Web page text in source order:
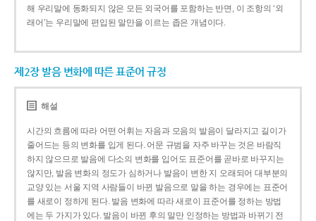
해 우리말에 동화되지 않은 모든 외국어를 포함하는 반면, 이 조항의 ‘외
래어’는 우리말에 편입된 말만을 이르는 좁은 개념이다.
제2장 발음 변화에 따른 표준어 규정
해설
시간의 흐름에 따라 어떤 어휘는 자음과 모음의 발음이 달라지고 길이가
줄어드는 등의 변화를 입게 된다. 어문 규범을 자주 바꾸는 것은 바람직
하지 않으므로 발음에 다소의 변화를 입어도 표준어를 곧바로 바꾸지는
않지만, 발음 변화의 정도가 심하거나 발음이 변한 지 오래되어 대부분의
교양 있는 서울 지역 사람들이 바뀐 발음으로 말을 하는 경우에는 표준어
를 새로이 정하게 된다. 발음 변화에 따라 새로이 표준어를 정하는 방법
에는 두 가지가 있다. 발음이 바뀐 후의 말만 인정하는 방법과 바뀌기 전